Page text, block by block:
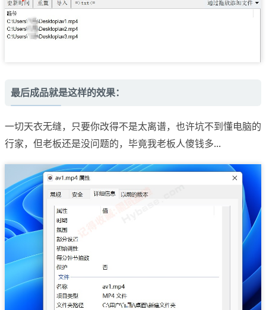
最后成品就是这样的效果：
一切天衣无缝，只要你改得不是太离谱，也许坑不到懂电脑的
行家，但老板还是没问题的，毕竟我老板人傻钱多...